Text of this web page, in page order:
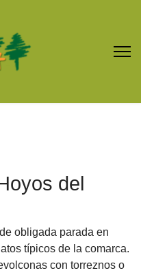
del
obligada parada en
típicos de la comarca.
con torreznos o